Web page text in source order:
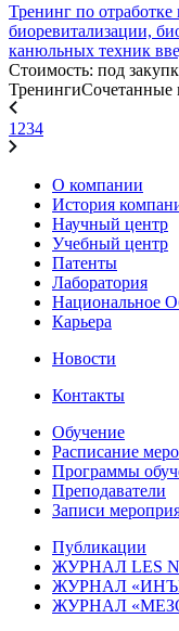
Тренинг по
биоревитализации,
канюльных техник
Стоимость: под
ТренингиСочетанные
1 234
О компании
История
Научный центр
Учебный центр
Патенты
Лаборатория
Национальное
Карьера
Новости
Контакты
Обучение
Расписание
Программы
Преподаватели
Записи
Публикации
ЖУРНАЛ LES
ЖУРНАЛ
ЖУРНАЛ